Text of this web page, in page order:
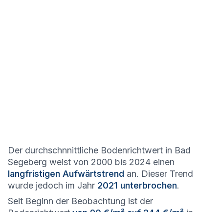
Der durchschnnittliche Bodenrichtwert in Bad
Segeberg weist von 2000 bis 2024 einen
langfristigen Aufwärtstrend an. Dieser Trend
wurde jedoch im Jahr 2021 unterbrochen.
Seit Beginn der Beobachtung ist der